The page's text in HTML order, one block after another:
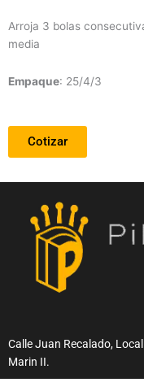
Arroja 3 bolas
media
Empaque: 25/4/3
Cotizar
Calle Juan Recalado,
Marin II.